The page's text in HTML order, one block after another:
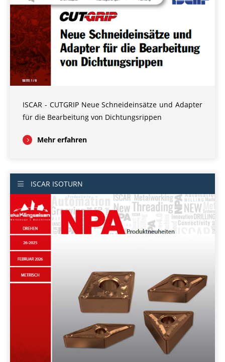
ISCAR - CUTGRIP Neue Schneideinsätze und Adapter
für die Bearbeitung von Dichtungsrippen
Mehr erfahren
ISCAR ISOTURN